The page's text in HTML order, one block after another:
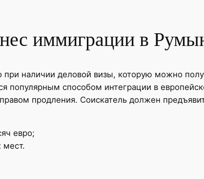
иммиграции в
при наличии деловой визы, которую можно
популярным способом интеграции в
продления. Соискатель должен
евро;
мест.